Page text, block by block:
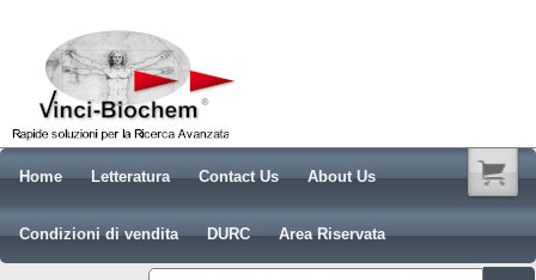
Home Letteratura Contact Us About Us
Condizioni di vendita DURC Area Riservata